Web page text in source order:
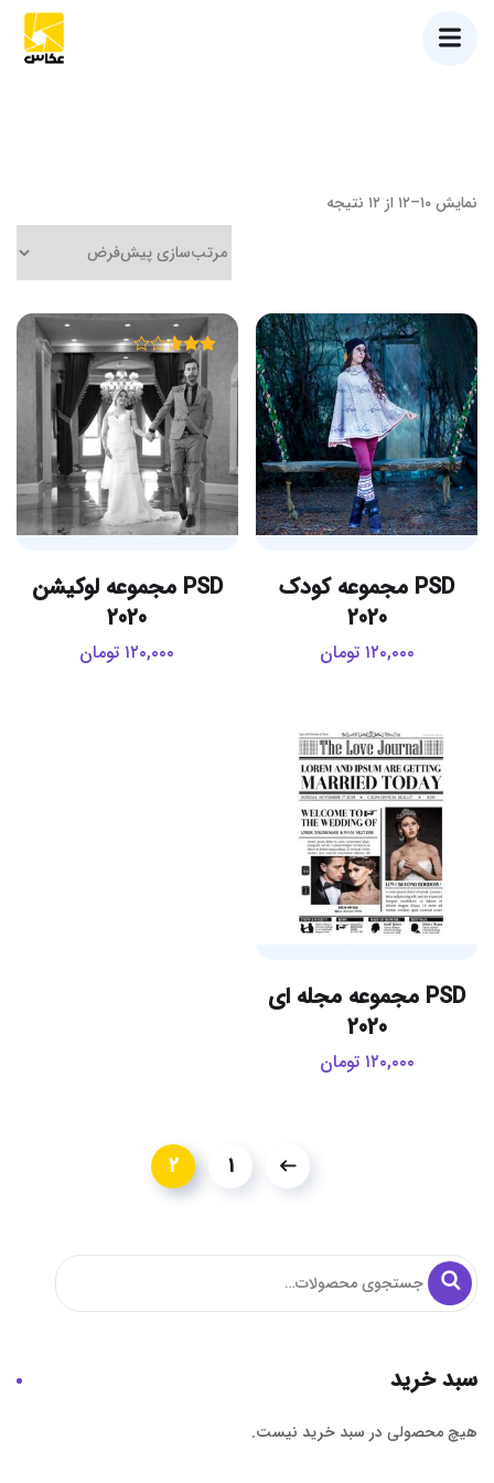
نمایش ۱۰–۱۲ از ۱۲ نتیجه
PSD مجموعه کودک
2020
۱۲۰,۰۰۰ تومان
PSD مجموعه لوکیشن
2020
امتیاز
۲.۵۸
از ۵
۱۲۰,۰۰۰ تومان
PSD مجموعه مجله ای
2020
۱۲۰,۰۰۰ تومان
۱ ۲
سبد خرید
هیچ محصولی در سبد خرید نیست.